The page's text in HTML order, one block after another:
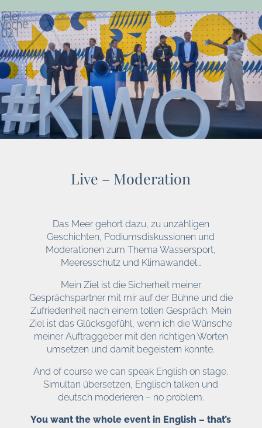
Live – Moderation
Das Meer gehört dazu, zu unzähligen
Geschichten, Podiumsdiskussionen und
Moderationen zum Thema Wassersport,
Meeresschutz und Klimawandel…
Mein Ziel ist die Sicherheit meiner
Gesprächspartner mit mir auf der Bühne und die
Zufriedenheit nach einem tollen Gespräch. Mein
Ziel ist das Glücksgefühl, wenn ich die Wünsche
meiner Auftraggeber mit den richtigen Worten
umsetzen und damit begeistern konnte.
And of course we can speak English on stage.
Simultan übersetzen, Englisch talken und
deutsch moderieren – no problem.
You want the whole event in English – that’s